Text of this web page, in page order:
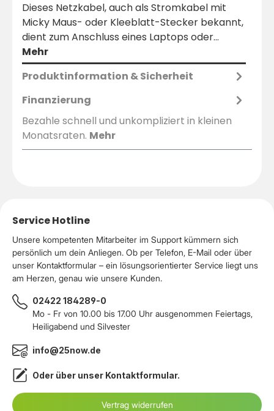
Dieses Netzkabel, auch als Stromkabel mit
Micky Maus- oder Kleeblatt-Stecker bekannt,
dient zum Anschluss eines Laptops oder…
Mehr
Produktinformation & Sicherheit
Finanzierung
Bezahle schnell und unkompliziert in kleinen
Monatsraten. Mehr
Service Hotline
Unsere kompetenten Mitarbeiter im Support kümmern sich
persönlich um dein Anliegen. Ob per Telefon, E-Mail oder über
unser Kontaktformular – ein lösungsorientierter Service liegt uns
am Herzen, genau wie unsere Kunden.
02422 184289-0
Mo - Fr von 10.00 bis 17.00 Uhr ausgenommen Feiertags,
Heiligabend und Silvester
info@25now.de
Oder über unser Kontaktformular.
Vertrag widerrufen